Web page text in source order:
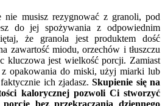
nie musisz rezygnować z granoli, pod
do jej spożywania z odpowiednim
że granola jest produktem dość
zawartość miodu, orzechów i tłuszczu
kluczowa jest wielkość porcji. Zamiast
z opakowania do miski, użyj miarki lub
ich zjadasz.Skupienie się na
kalorycznej pozwoli Ci stworzyć